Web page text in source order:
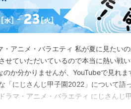
・アニメ・バラエティ 私が夏に見たい
せていただいているので本当に熱い戦
のか分かりませんが、YouTubeで見れ
「にじさんじ甲子園2022」について語
ラマ・アニメ・バラエティ にじさんじ